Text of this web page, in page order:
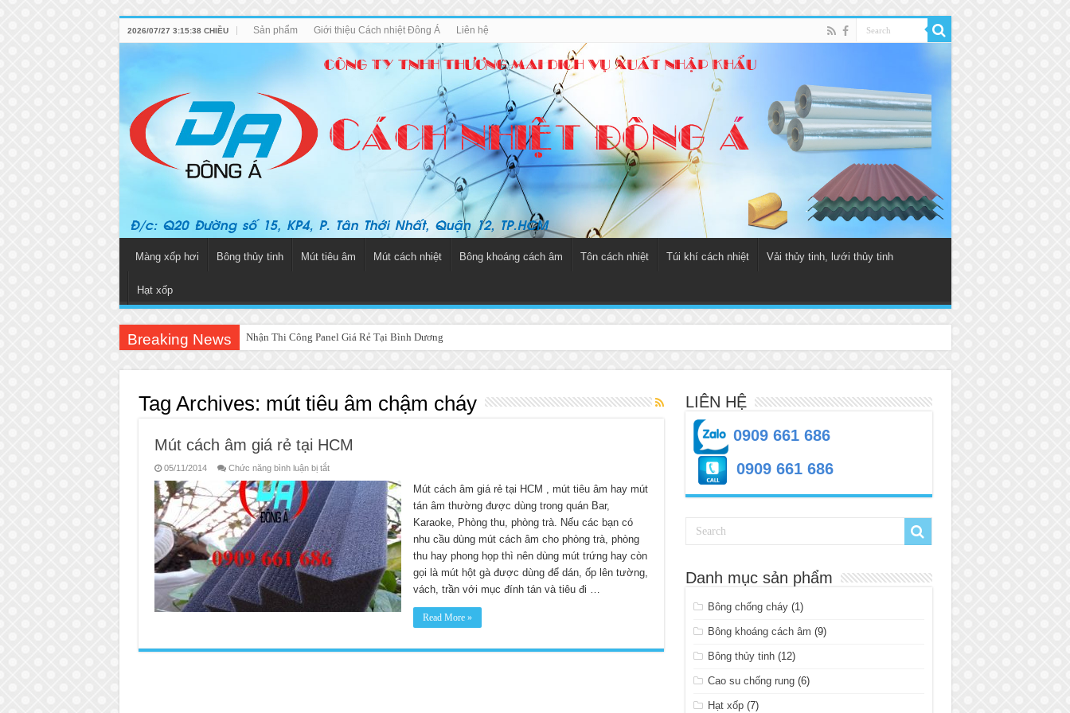
2026/07/27 3:15:38 CHIỀU Sản phẩm Giới thiệu Cách nhiệt Đông Á Liên hệ
Màng xốp hơi Bông thủy tinh Mút tiêu âm Mút cách nhiệt Bông khoáng cách âm Tôn cách nhiệt Túi khí cách nhiệt Vải thủy tinh, lưới thủy tinh
Hạt xốp
Breaking News Nhận Thi Công Panel Giá Rẻ Tại Bình Dương
Tag Archives: mút tiêu âm chậm cháy
Mút cách âm giá rẻ tại HCM
05/11/2014 Chức năng bình luận bị tắtở
cách
âm
giá
rẻ
tại
HCM
Mút cách âm giá rẻ tại HCM , mút tiêu âm hay mút
tán âm thường được dùng trong quán Bar,
Karaoke, Phòng thu, phòng trà. Nếu các bạn có
nhu cầu dùng mút cách âm cho phòng trà, phòng
thu hay phong họp thì nên dùng mút trứng hay còn
gọi là mút hột gà được dùng để dán, ốp lên tường,
vách, trần với mục đính tán và tiêu đi …
Read More »
LIÊN HỆ
0909 661 686
0909 661 686
Danh mục sản phẩm
Bông chống cháy (1)
Bông khoáng cách âm (9)
Bông thủy tinh (12)
Cao su chống rung (6)
Hạt xốp (7)